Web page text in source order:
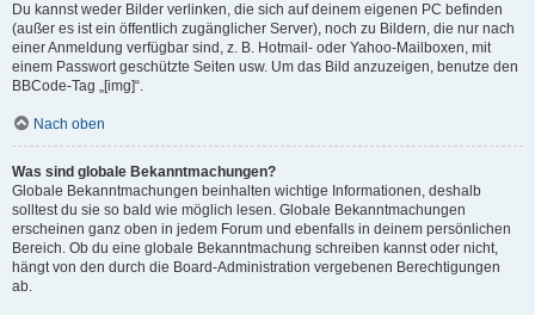
Du kannst weder Bilder verlinken, die sich auf deinem eigenen PC befinden
(außer es ist ein öffentlich zugänglicher Server), noch zu Bildern, die nur nach
einer Anmeldung verfügbar sind, z. B. Hotmail- oder Yahoo-Mailboxen, mit
einem Passwort geschützte Seiten usw. Um das Bild anzuzeigen, benutze den
BBCode-Tag „[img]“.
Nach oben
Was sind globale Bekanntmachungen?
Globale Bekanntmachungen beinhalten wichtige Informationen, deshalb
solltest du sie so bald wie möglich lesen. Globale Bekanntmachungen
erscheinen ganz oben in jedem Forum und ebenfalls in deinem persönlichen
Bereich. Ob du eine globale Bekanntmachung schreiben kannst oder nicht,
hängt von den durch die Board-Administration vergebenen Berechtigungen
ab.